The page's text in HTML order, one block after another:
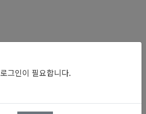
로그인이 필요합니다.